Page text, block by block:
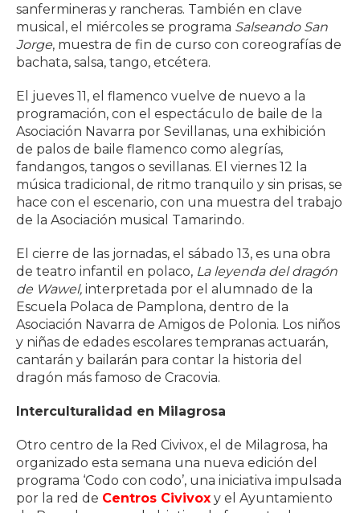
sanfermineras y rancheras. También en clave
musical, el miércoles se programa Salseando San
Jorge, muestra de fin de curso con coreografías de
bachata, salsa, tango, etcétera.
El jueves 11, el flamenco vuelve de nuevo a la
programación, con el espectáculo de baile de la
Asociación Navarra por Sevillanas, una exhibición
de palos de baile flamenco como alegrías,
fandangos, tangos o sevillanas. El viernes 12 la
música tradicional, de ritmo tranquilo y sin prisas, se
hace con el escenario, con una muestra del trabajo
de la Asociación musical Tamarindo.
El cierre de las jornadas, el sábado 13, es una obra
de teatro infantil en polaco, La leyenda del dragón
de Wawel, interpretada por el alumnado de la
Escuela Polaca de Pamplona, dentro de la
Asociación Navarra de Amigos de Polonia. Los niños
y niñas de edades escolares tempranas actuarán,
cantarán y bailarán para contar la historia del
dragón más famoso de Cracovia.
Interculturalidad en Milagrosa
Otro centro de la Red Civivox, el de Milagrosa, ha
organizado esta semana una nueva edición del
programa ‘Codo con codo’, una iniciativa impulsada
por la red de Centros Civivox y el Ayuntamiento